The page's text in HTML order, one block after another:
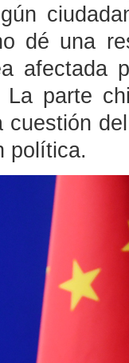
dé una
afectada
La parte
cuestión
política.